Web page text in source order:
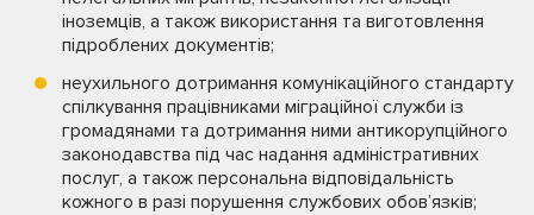
іноземців, а також використання та виготовлення
підроблених документів;
неухильного дотримання комунікаційного стандарту
спілкування працівниками міграційної служби із
громадянами та дотримання ними антикорупційного
законодавства під час надання адміністративних
послуг, а також персональна відповідальність
кожного в разі порушення службових обов’язків;